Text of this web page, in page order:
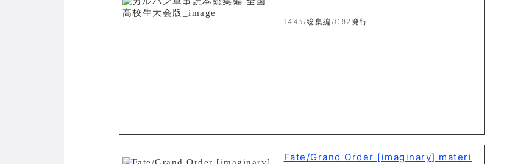
144p/総集編/C92発行…..
Fate/Grand Order [imaginary] materi